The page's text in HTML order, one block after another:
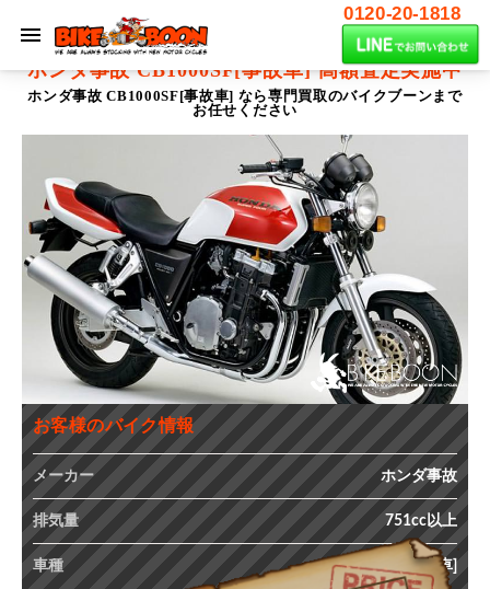
0120-20-1818
ホンダ事故 CB1000SF[事故車]高額査定実施中
ホンダ事故 CB1000SF[事故車] なら専門買取のバイクブーンまで
お任せください
お客様のバイク情報
メーカー ホンダ事故
排気量 751cc以上
車種 CB1000SF[事故車]